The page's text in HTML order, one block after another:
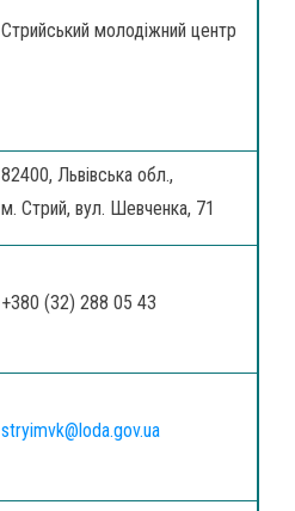
Стрийський молодіжний центр
82400, Львівська обл.,
м. Стрий, вул. Шевченка, 71
+380 (32) 288 05 43
stryimvk@loda.gov.ua